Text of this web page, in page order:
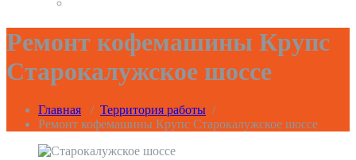
Ремонт кофемашины Крупс
Старокалужское шоссе
Главная / Территория работы /
Ремонт кофемашины Крупс Старокалужское шоссе